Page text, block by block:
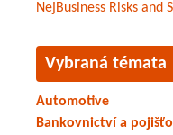
NejBusiness Risks and
Vybraná témata
Automotive
Bankovnictví a